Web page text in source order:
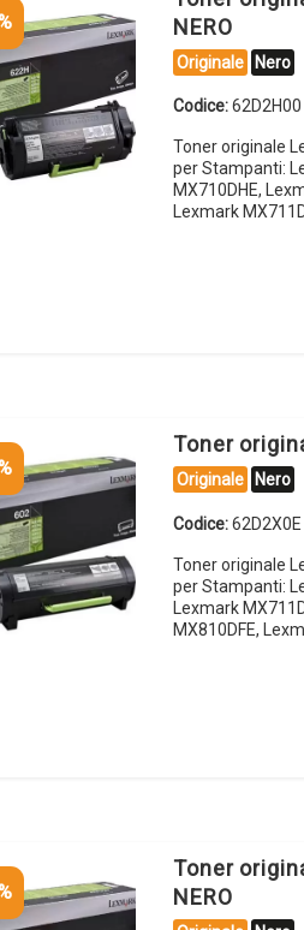
NERO
Originale Nero
Codice:62D2H00
Toner originale
per Stampanti:
MX710DHE,
Lexmark
Toner
Originale Nero
Codice:62D2X0E
Toner originale
per Stampanti:
Lexmark
MX810DFE,
Toner
NERO